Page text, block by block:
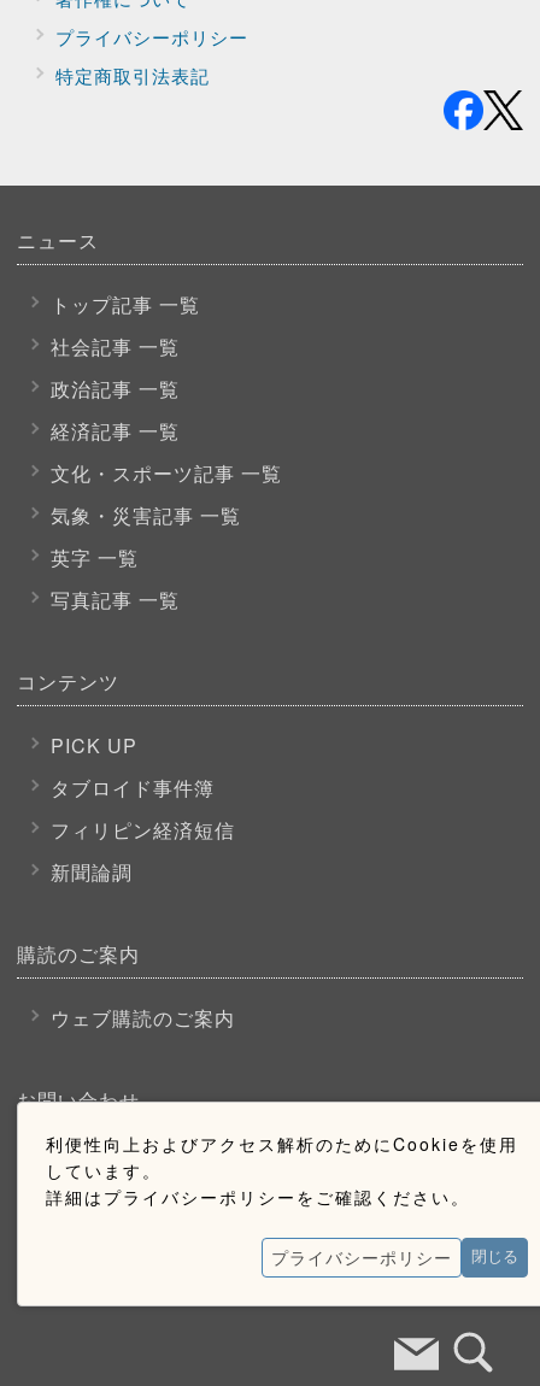
利便性向上およびアクセス解析のためにCookieを使用
しています。
詳細はプライバシーポリシーをご確認ください。
プライバシーポリシー 閉じる
プライバシーポリシー
特定商取引法表記
ニュース
トップ記事 一覧
社会記事 一覧
政治記事 一覧
経済記事 一覧
文化・スポーツ記事 一覧
気象・災害記事 一覧
英字 一覧
写真記事 一覧
コンテンツ
PICK UP
タブロイド事件簿
フィリピン経済短信
新聞論調
購読のご案内
ウェブ購読のご案内
お問い合わせ
採用情報
お問い合わせ